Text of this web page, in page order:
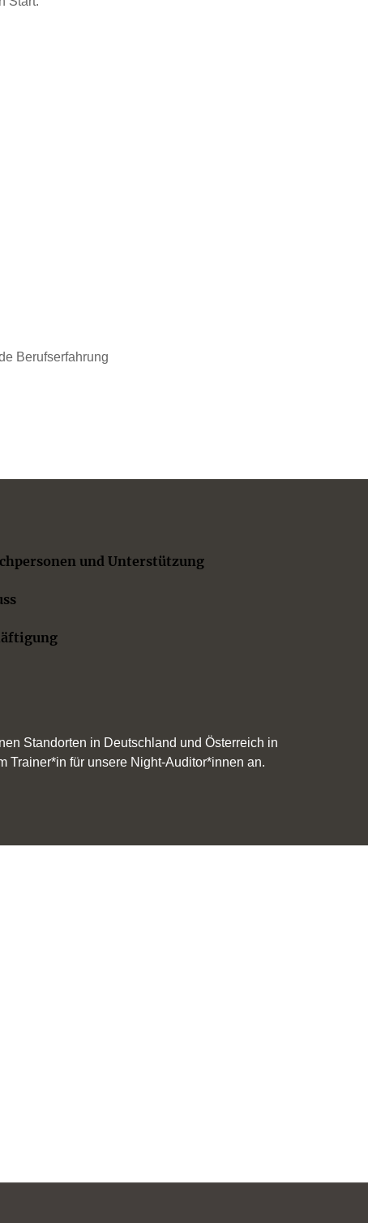
Berufserfahrung
und Unterstützung
Standorten in Deutschland und Österreich in
Trainer*in für unsere Night-Auditor*innen an.